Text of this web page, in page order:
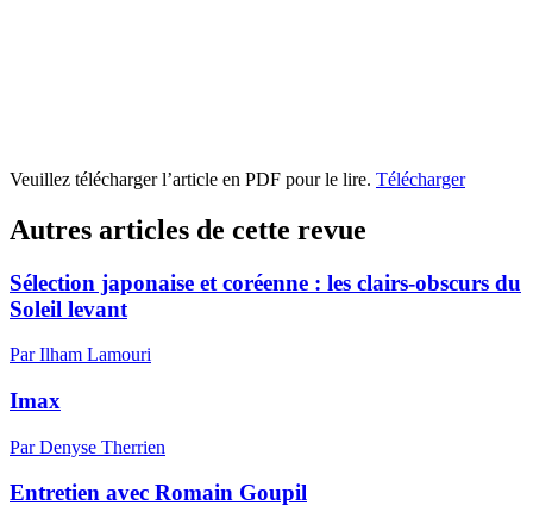
Veuillez télécharger l’article en PDF pour le lire. Télécharger
Autres articles de cette revue
Sélection japonaise et coréenne : les clairs-obscurs du
Soleil levant
Par Ilham Lamouri
Imax
Par Denyse Therrien
Entretien avec Romain Goupil